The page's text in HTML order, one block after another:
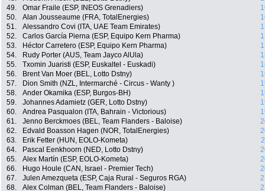
49.
Omar Fraile (ESP, INEOS Grenadiers)
50.
Alan Jousseaume (FRA, TotalEnergies)
51.
Alessandro Covi (ITA, UAE Team Emirates)
52.
Carlos García Pierna (ESP, Equipo Kern Pharma)
53.
Héctor Carretero (ESP, Equipo Kern Pharma)
54.
Rudy Porter (AUS, Team Jayco AlUla)
55.
Txomin Juaristi (ESP, Euskaltel - Euskadi)
56.
Brent Van Moer (BEL, Lotto Dstny)
57.
Dion Smith (NZL, Intermarché - Circus - Wanty )
58.
Ander Okamika (ESP, Burgos-BH)
59.
Johannes Adamietz (GER, Lotto Dstny)
60.
Andrea Pasqualon (ITA, Bahrain - Victorious)
61.
Jenno Berckmoes (BEL, Team Flanders - Baloise)
62.
Edvald Boasson Hagen (NOR, TotalEnergies)
63.
Erik Fetter (HUN, EOLO-Kometa)
64.
Pascal Eenkhoorn (NED, Lotto Dstny)
65.
Alex Martín (ESP, EOLO-Kometa)
66.
Hugo Houle (CAN, Israel - Premier Tech)
67.
Julen Amezqueta (ESP, Caja Rural - Seguros RGA)
68.
Alex Colman (BEL, Team Flanders - Baloise)